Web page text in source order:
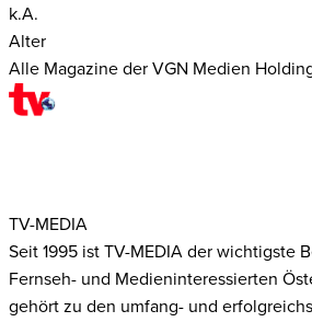
k.A.
Alter
Alle Magazine der VGN Medien
TV-MEDIA
Seit 1995 ist TV-MEDIA der wichtigste
Fernseh- und Medieninteressierten
gehört zu den umfang- und